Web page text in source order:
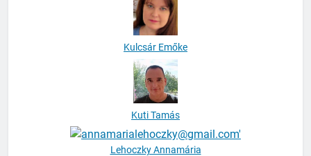
Kulcsár Emőke
Kuti Tamás